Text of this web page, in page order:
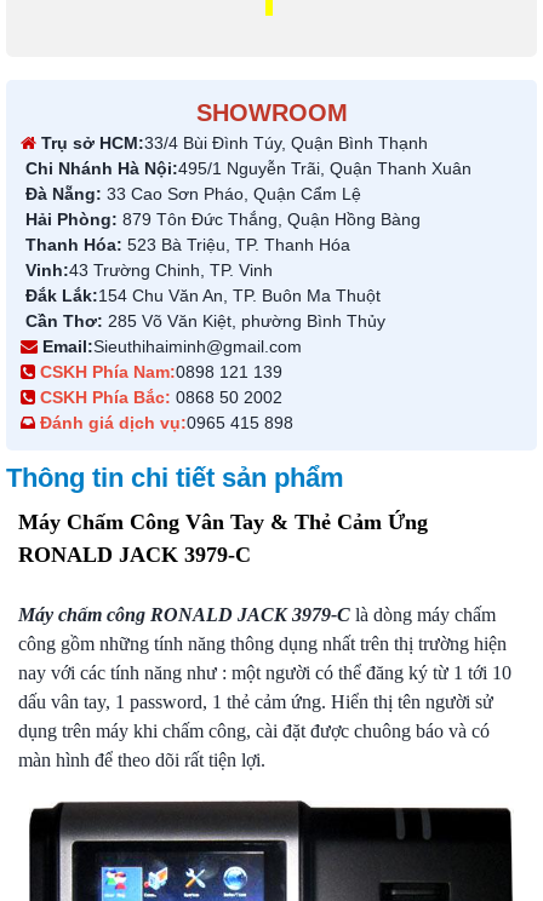
SHOWROOM
Trụ sở HCM:33/4 Bùi Đình Túy, Quận Bình Thạnh
Chi Nhánh Hà Nội:495/1 Nguyễn Trãi, Quận Thanh Xuân
Đà Nẵng: 33 Cao Sơn Pháo, Quận Cẩm Lệ
Hải Phòng: 879 Tôn Đức Thắng, Quận Hồng Bàng
Thanh Hóa: 523 Bà Triệu, TP. Thanh Hóa
Vinh:43 Trường Chinh, TP. Vinh
Đắk Lắk:154 Chu Văn An, TP. Buôn Ma Thuột
Cần Thơ: 285 Võ Văn Kiệt, phường Bình Thủy
Email:Sieuthihaiminh@gmail.com
CSKH Phía Nam:0898 121 139
CSKH Phía Bắc: 0868 50 2002
Đánh giá dịch vụ:0965 415 898
Thông tin chi tiết sản phẩm
Máy Chấm Công Vân Tay & Thẻ Cảm Ứng
RONALD JACK 3979-C
Máy chấm công RONALD JACK 3979-C là dòng máy chấm
công gồm những tính năng thông dụng nhất trên thị trường hiện
nay với các tính năng như : một người có thể đăng ký từ 1 tới 10
dấu vân tay, 1 password, 1 thẻ cảm ứng. Hiển thị tên người sử
dụng trên máy khi chấm công, cài đặt được chuông báo và có
màn hình để theo dõi rất tiện lợi.